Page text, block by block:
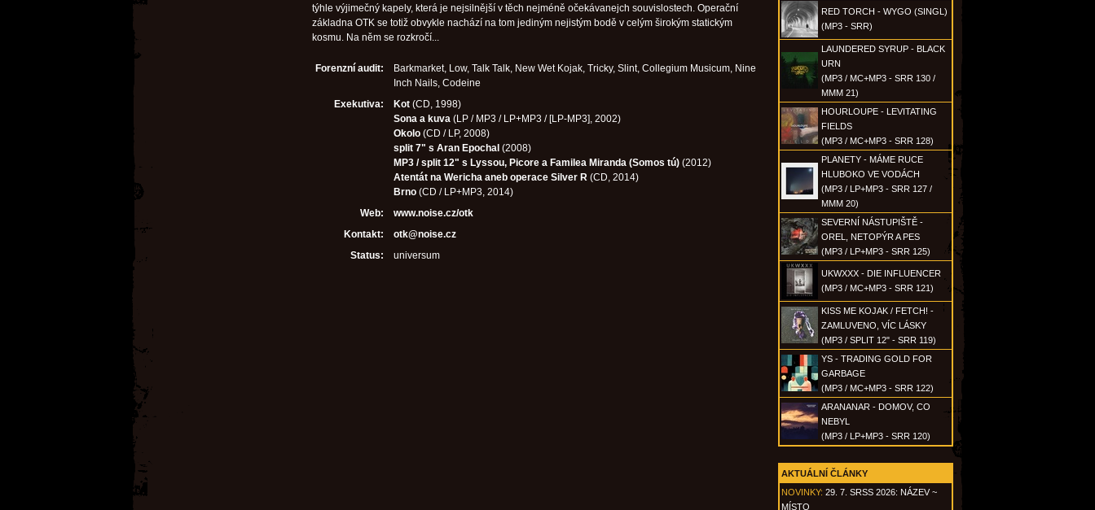
RED TORCH - WYGO (SINGL)
(MP3 - SRR)
LAUNDERED SYRUP - BLACK
URN
(MP3 / MC+MP3 - SRR 130 /
MMM 21)
HOURLOUPE - LEVITATING
FIELDS
(MP3 / MC+MP3 - SRR 128)
PLANETY - MÁME RUCE
HLUBOKO VE VODÁCH
(MP3 / LP+MP3 - SRR 127 /
MMM 20)
SEVERNÍ NÁSTUPIŠTĚ -
OREL, NETOPÝR A PES
(MP3 / LP+MP3 - SRR 125)
UKWXXX - DIE INFLUENCER
(MP3 / MC+MP3 - SRR 121)
KISS ME KOJAK / FETCH! -
ZAMLUVENO, VÍC LÁSKY
(MP3 / SPLIT 12" - SRR 119)
YS - TRADING GOLD FOR
GARBAGE
(MP3 / MC+MP3 - SRR 122)
ARANANAR - DOMOV, CO
NEBYL
(MP3 / LP+MP3 - SRR 120)
AKTUÁLNÍ ČLÁNKY
NOVINKY: 29. 7. SRSS 2026: NÁZEV ~
MÍSTO
týhle výjimečný kapely, která je nejsilnější v těch nejméně očekávanejch souvislostech. Operační
základna OTK se totiž obvykle nachází na tom jediným nejistým bodě v celým širokým statickým
kosmu. Na něm se rozkročí...
Forenzní audit:
Barkmarket, Low, Talk Talk, New Wet Kojak, Tricky, Slint, Collegium Musicum, Nine
Inch Nails, Codeine
Exekutiva:
Kot (CD, 1998)
Sona a kuva (LP / MP3 / LP+MP3 / [LP-MP3], 2002)
Okolo (CD / LP, 2008)
split 7" s Aran Epochal (2008)
MP3 / split 12" s Lyssou, Picore a Familea Miranda (Somos tú) (2012)
Atentát na Wericha aneb operace Silver R (CD, 2014)
Brno (CD / LP+MP3, 2014)
Web:
www.noise.cz/otk
Kontakt:
otk@noise.cz
Status:
universum